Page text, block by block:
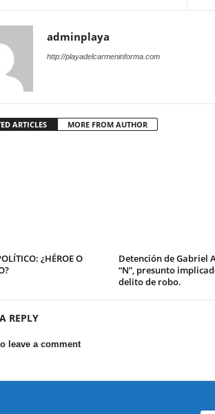
adminplaya
http://playadelcarmeninforma.com
ARTICLES MORE FROM AUTHOR
¿HÉROE O
Detención de Gabriel
“N”, presunto
delito de robo.
REPLY
leave a comment